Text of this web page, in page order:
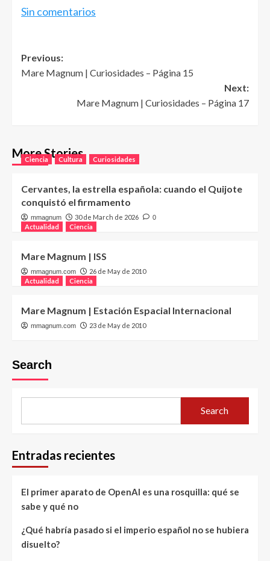
Sin comentarios
Post
navigation
Previous:
Mare Magnum | Curiosidades – Página 15
Next:
Mare Magnum | Curiosidades – Página 17
More Stories
Ciencia Cultura Curiosidades
Cervantes, la estrella española: cuando el Quijote
conquistó el firmamento
mmagnum 30 de March de 2026 0
Actualidad Ciencia
Mare Magnum | ISS
mmagnum.com
26 de May de 2010
Actualidad
Ciencia
Mare Magnum | Estación Espacial Internacional
mmagnum.com 23 de May de 2010
Search
Search
Entradas recientes
El primer aparato de OpenAI es una rosquilla: qué se
sabe y qué no
¿Qué habría pasado si el imperio español no se hubiera
disuelto?